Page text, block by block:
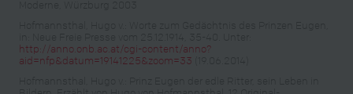
http://anno.onb.ac.at/cgi-content/anno?
aid=nfp&datum=19141225&zoom=33